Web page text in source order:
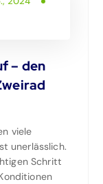
– den
viele
unerlässlich.
Schritt